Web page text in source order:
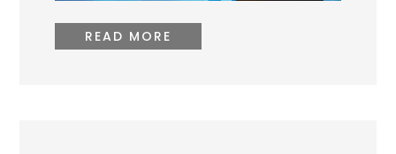
READ MORE